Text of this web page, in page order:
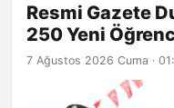
SAĞLIK
Resmi Gazete
250 Yeni
7 Ağustos 2026 Cuma ·